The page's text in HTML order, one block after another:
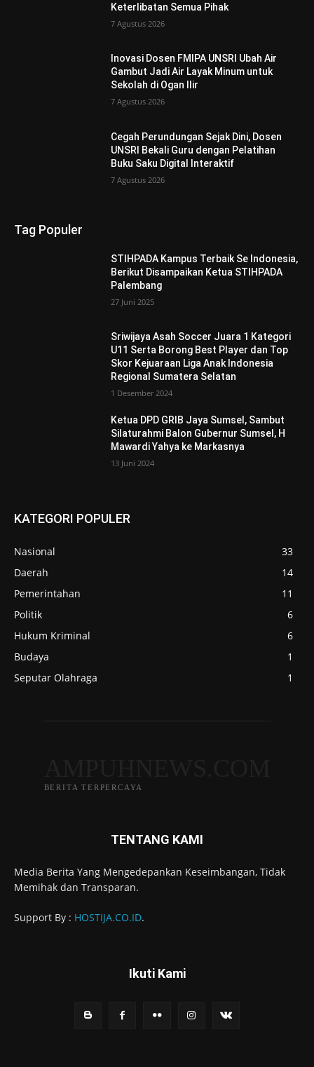
Keterlibatan Semua Pihak
7 Agustus 2026
Inovasi Dosen FMIPA UNSRI Ubah Air
Gambut Jadi Air Layak Minum untuk
Sekolah di Ogan Ilir
7 Agustus 2026
Cegah Perundungan Sejak Dini, Dosen
UNSRI Bekali Guru dengan Pelatihan
Buku Saku Digital Interaktif
7 Agustus 2026
Tag Populer
STIHPADA Kampus Terbaik Se Indonesia,
Berikut Disampaikan Ketua STIHPADA
Palembang
27 Juni 2025
Sriwijaya Asah Soccer Juara 1 Kategori
U11 Serta Borong Best Player dan Top
Skor Kejuaraan Liga Anak Indonesia
Regional Sumatera Selatan
1 Desember 2024
Ketua DPD GRIB Jaya Sumsel, Sambut
Silaturahmi Balon Gubernur Sumsel, H
Mawardi Yahya ke Markasnya
13 Juni 2024
KATEGORI POPULER
Nasional
33
Daerah
14
Pemerintahan
11
Politik
6
Hukum Kriminal
6
Budaya
1
Seputar Olahraga
1
BERITA TERPERCAYA
TENTANG KAMI
Media Berita Yang Mengedepankan Keseimbangan, Tidak
Memihak dan Transparan.
Support By : HOSTIJA.CO.ID.
Ikuti Kami